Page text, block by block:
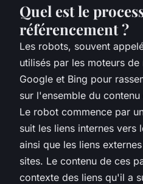
Quel est le
référencement ?
Les robots, souvent
utilisés par les moteurs
Google et Bing pour
sur l'ensemble du
Le robot commence par
suit les liens internes vers
ainsi que les liens
sites. Le contenu de ces
contexte des liens qu'il a